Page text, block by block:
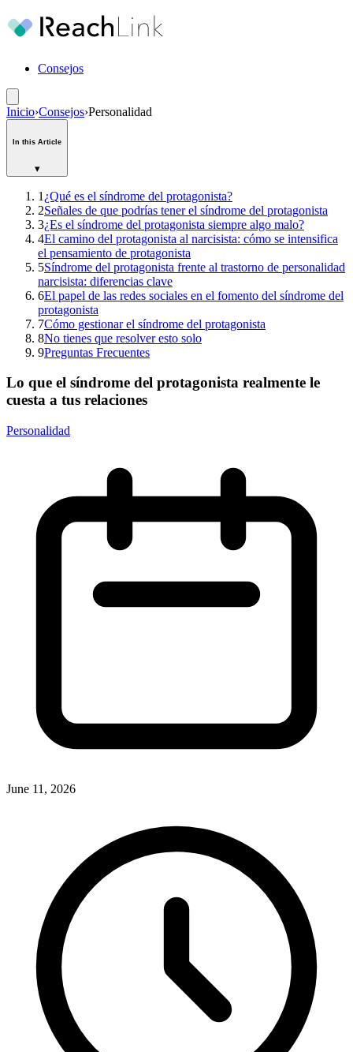
Consejos
Inicio›Consejos›Personalidad
In this Article
▾
1 ¿Qué es el síndrome del protagonista?
2Señales de que podrías tener el síndrome del protagonista
3¿Es el síndrome del protagonista siempre algo malo?
4El camino del protagonista al narcisista: cómo se intensifica
el pensamiento de protagonista
5Síndrome del protagonista frente al trastorno de personalidad
narcisista: diferencias clave
6El papel de las redes sociales en el fomento del síndrome del
protagonista
7Cómo gestionar el síndrome del protagonista
8No tienes que resolver esto solo
9Preguntas Frecuentes
Lo que el síndrome del protagonista realmente le
cuesta a tus relaciones
Personalidad
June 11, 2026